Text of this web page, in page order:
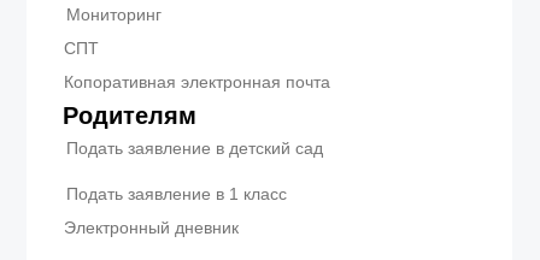
Родителям
Электронный дневник
Подать заявление в 1 класс
Подать заявление в детский сад
Мониторинг
СПТ
Копоративная электронная почта